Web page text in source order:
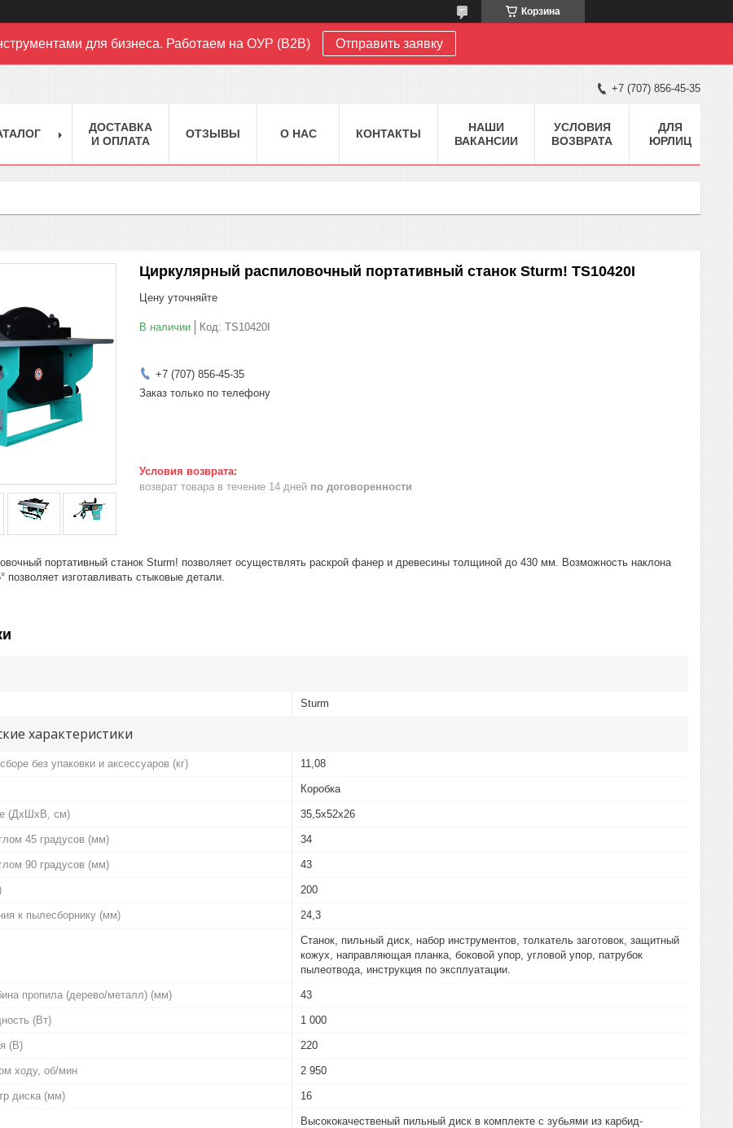
Корзина
для бизнеса. Работаем на ОУР (B2B) Отправить заявку
+7 (707) 856-45-35
ДОСТАВКА
И ОПЛАТА
ОТЗЫВЫ О НАС КОНТАКТЫ
НАШИ
ВАКАНСИИ
УСЛОВИЯ
ВОЗВРАТА
ДЛЯ
ЮРЛИЦ
Циркулярный распиловочный портативный станок Sturm! TS10420I
Цену уточняйте
В наличии Код: TS10420I
+7 (707) 856-45-35
Заказ только по телефону
возврат товара в течение 14 дней по договоренности
портативный станок Sturm! позволяет осуществлять раскрой фанер и древесины толщиной до 430 мм. Возможность наклона
позволяет изготавливать стыковые детали.
Sturm
характеристики
без упаковки и аксессуаров (кг) 11,08
Коробка
(ДхШхВ, см) 35,5x52x26
45 градусов (мм) 34
90 градусов (мм) 43
200
к пылесборнику (мм) 24,3
Станок, пильный диск, набор инструментов, толкатель заготовок, защитный
кожух, направляющая планка, боковой упор, угловой упор, патрубок
пылеотвода, инструкция по эксплуатации.
пропила (дерево/металл) (мм) 43
(Вт) 1 000
(В) 220
ходу, об/мин 2 950
диска (мм) 16
Высококачественый пильный диск в комплекте с зубьями из карбид-